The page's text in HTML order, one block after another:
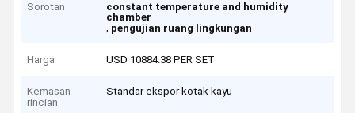
Sorotan
constant temperature and humidity
chamber
, pengujian ruang lingkungan
Harga USD 10884.38 PER SET
Kemasan
rincian
Standar ekspor kotak kayu